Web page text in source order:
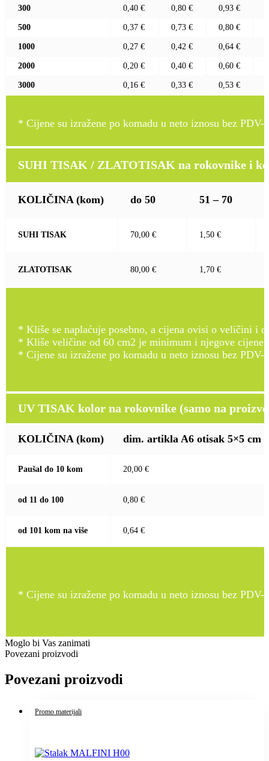
300 0,40 € 0,80 € 0,93 €
500 0,37 € 0,73 € 0,80 €
1000 0,27 € 0,42 € 0,64 €
2000 0,20 € 0,40 € 0,60 €
3000 0,16 € 0,33 € 0,53 €
* Cijene su izražene po komadu u neto iznosu bez PDV-
SUHI TISAK / ZLATOTISAK na rokovnike i
KOLIČINA (kom) do 50 51 – 70
SUHI TISAK 70,00 € 1,50 €
ZLATOTISAK 80,00 € 1,70 €
* Kliše se naplaćuje posebno, a cijena ovisi o veličini i
* Kliše veličine od 60 cm2 je minimum i njegove cijene
* Cijene su izražene po komadu u neto iznosu bez PDV-
UV TISAK kolor na rokovnike (samo na
KOLIČINA (kom) dim. artikla A6 otisak 5×5 cm
Paušal do 10 kom 20,00 €
od 11 do 100 0,80 €
od 101 kom na više 0,64 €
* Cijene su izražene po komadu u neto iznosu bez PDV-
Moglo bi Vas zanimati
Povezani proizvodi
Povezani proizvodi
Promo materijali